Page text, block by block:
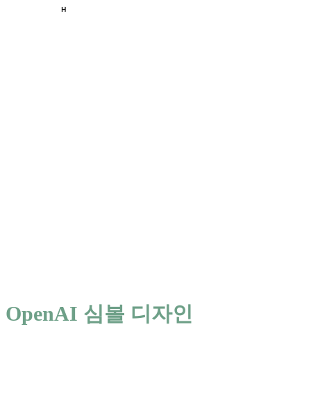
OpenAI 심볼 디자인